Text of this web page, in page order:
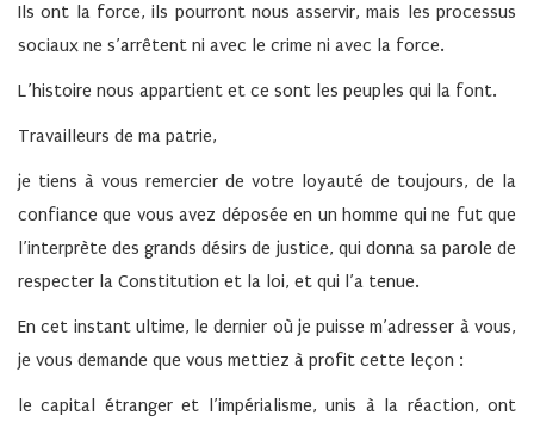
Ils ont la force, ils pourront nous asservir, mais les processus
sociaux ne s’arrêtent ni avec le crime ni avec la force.
L’histoire nous appartient et ce sont les peuples qui la font.
Travailleurs de ma patrie,
je tiens à vous remercier de votre loyauté de toujours, de la
confiance que vous avez déposée en un homme qui ne fut que
l’interprète des grands désirs de justice, qui donna sa parole de
respecter la Constitution et la loi, et qui l’a tenue.
En cet instant ultime, le dernier où je puisse m’adresser à vous,
je vous demande que vous mettiez à profit cette leçon :
le capital étranger et l’impérialisme, unis à la réaction, ont